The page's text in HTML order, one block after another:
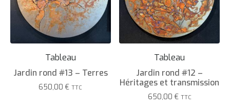
Tableau
Jardin rond #13 – Terres
650,00€ TTC
Tableau
Jardin rond #12 –
Héritages et transmission
650,00 € TTC